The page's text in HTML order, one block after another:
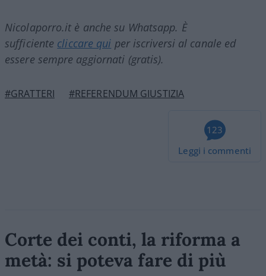
Nicolaporro.it è anche su Whatsapp. È
sufficiente cliccare qui per iscriversi al canale ed
essere sempre aggiornati (gratis).
#GRATTERI #REFERENDUM GIUSTIZIA
123
Leggi i commenti
Corte dei conti, la riforma a
metà: si poteva fare di più